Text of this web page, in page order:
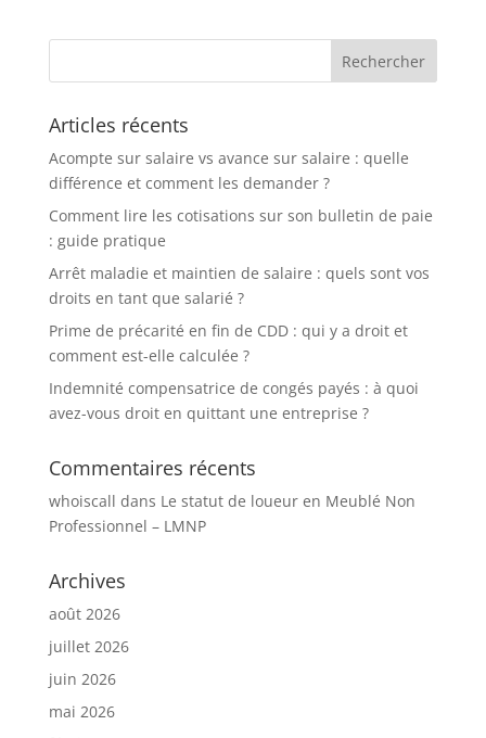
Articles récents
Acompte sur salaire vs avance sur salaire : quelle
différence et comment les demander ?
Comment lire les cotisations sur son bulletin de paie
: guide pratique
Arrêt maladie et maintien de salaire : quels sont vos
droits en tant que salarié ?
Prime de précarité en fin de CDD : qui y a droit et
comment est-elle calculée ?
Indemnité compensatrice de congés payés : à quoi
avez-vous droit en quittant une entreprise ?
Commentaires récents
whoiscall dans Le statut de loueur en Meublé Non
Professionnel – LMNP
Archives
août 2026
juillet 2026
juin 2026
mai 2026